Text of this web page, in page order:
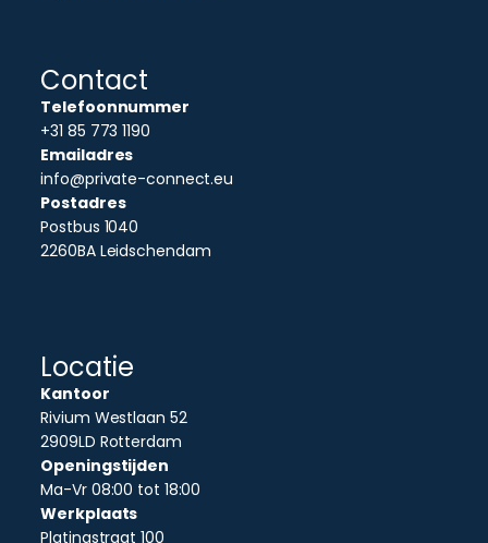
Contact
Telefoonnummer
+31 85 773 1190
Emailadres
info@private-connect.eu
Postadres
Postbus 1040
2260BA Leidschendam
Locatie
Kantoor
Rivium Westlaan 52
2909LD Rotterdam
Openingstijden
Ma-Vr 08:00 tot 18:00
Werkplaats
Platinastraat 100